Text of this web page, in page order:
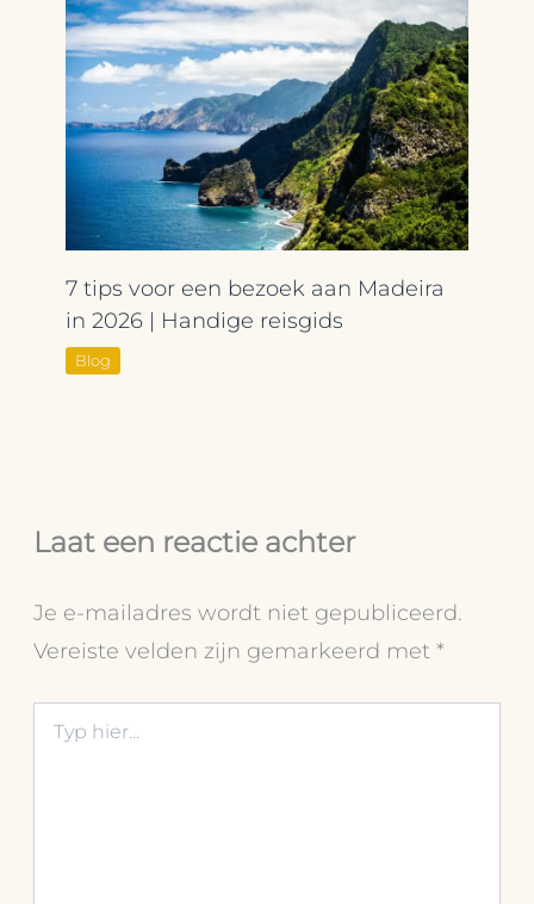
7 tips voor een bezoek aan Madeira
in 2026 | Handige reisgids
Blog
Laat een reactie achter
Je e-mailadres wordt niet gepubliceerd.
Vereiste velden zijn gemarkeerd met*
hier...